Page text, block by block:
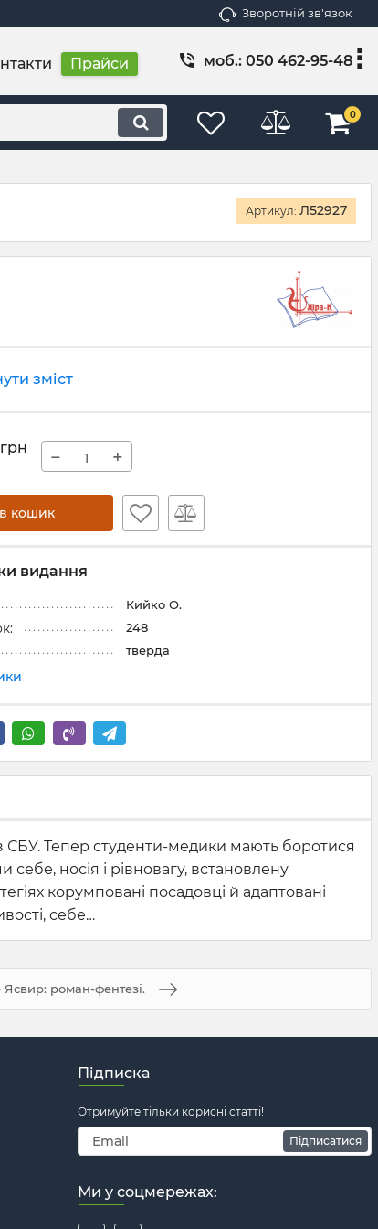
Зворотній зв'язок
Прайси моб.: 050 462-95-48
0
Артикул: Л52927
зміст
грн − +
кошик
видання
Кийко О.
248
тверда
СБУ. Тепер студенти-медики мають боротися
носія і рівновагу, встановлену
корумповані посадовці й адаптовані
себе…
роман-фентезі.
Підписка
Отримуйте тільки корисні статті!
Підписатися
Ми у соцмережах: